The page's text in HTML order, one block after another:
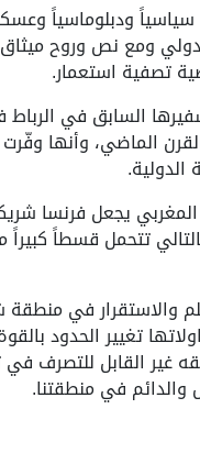
ودبلوماسياً
ومع نص وروح ميثاق
تصفية استعمار.
الماضي، وأنها
يجعل فرنسا
منذ عام 1975، وهي بالتالي
والاستقرار في منطقة
تغيير الحدود
القابل للتصرف في
والدائم في منطقتنا.